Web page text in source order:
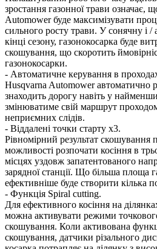
зростання газонної трави означає,
Automower буде максимізувати
сильного росту трави. У сонячну і /
кінці сезону, газонокосарка буде
скошування, що скоротить
газонокосарки.
- Автоматичне керування в
Husqvarna Automower автоматично
знаходить дорогу навіть у
змінюватиме свій маршрут
неприємних слідів.
- Віддалені точки старту x3.
Рівномірний результат скошування
можливості розпочати косіння в
місцях уздовж запатентованого
зарядної станції. Що більша площа
ефективніше буде створити кілька
- Функція Spiral cutting.
Для ефективного косіння на
можна активувати режими
скошування. Коли активована
скошування, датчики різального